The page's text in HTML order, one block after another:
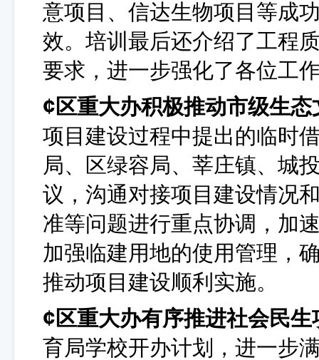
意项目、信达生物项目等成
效。培训最后还介绍了工程
要求，进一步强化了各位工
¢区重大办积极推动市级生
项目建设过程中提出的临时
局、区绿容局、莘庄镇、城
议，沟通对接项目建设情况
准等问题进行重点协调，加
加强临建用地的使用管理，
推动项目建设顺利实施。
¢区重大办有序推进社会民
育局学校开办计划，进一步